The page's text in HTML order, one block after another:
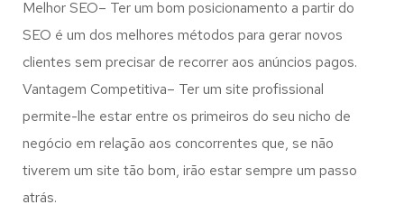
Melhor SEO– Ter um bom posicionamento a partir do
SEO é um dos melhores métodos para gerar novos
clientes sem precisar de recorrer aos anúncios pagos.
Vantagem Competitiva– Ter um site profissional
permite-lhe estar entre os primeiros do seu nicho de
negócio em relação aos concorrentes que, se não
tiverem um site tão bom, irão estar sempre um passo
atrás.